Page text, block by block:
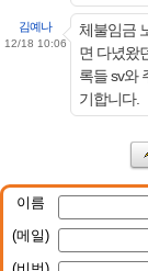
김예나
12/18 10:06
체불임금
면 다녔왔
록들 sv와
기합니다.
이름
(메일)